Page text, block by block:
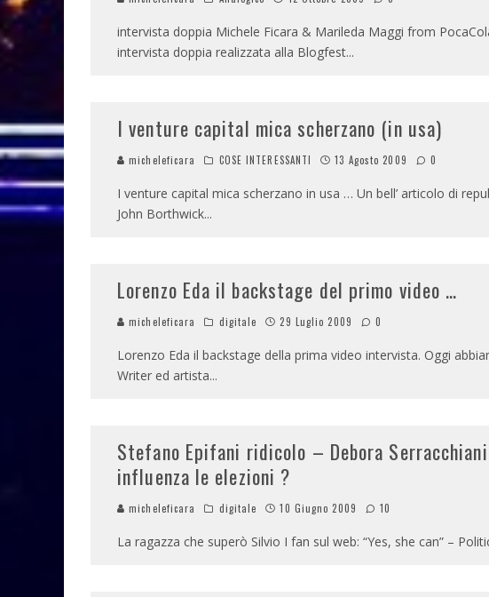
intervista doppia Michele Ficara & Marileda Maggi from
intervista doppia realizzata alla Blogfest...
I venture capital mica scherzano (in usa)
micheleficara COSE INTERESSANTI 13 Agosto 2009 0
I venture capital mica scherzano in usa … Un bell’ articolo di
John Borthwick...
Lorenzo Eda il backstage del primo video …
micheleficara digitale 29 Luglio 2009 0
Lorenzo Eda il backstage della prima video intervista. Oggi
Writer ed artista...
Stefano Epifani ridicolo – Debora
influenza le elezioni ?
micheleficara digitale 10 Giugno 2009 10
La ragazza che superò Silvio I fan sul web: “Yes, she can” –